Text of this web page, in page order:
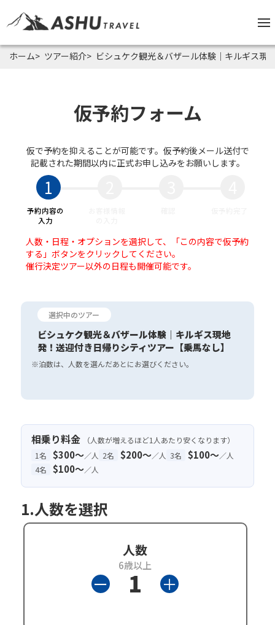
ホーム ツアー紹介 ビシュケク観光＆バザール体験｜キルギス現
仮予約フォーム
仮で予約を抑えることが可能です。仮予約後メール送付で
記載された期間以内に正式お申し込みをお願いします。
1
予約内容の
入力
人数・日程・オプションを選択して、「この内容で仮予約
する」ボタンをクリックしてください。
催行決定ツアー以外の日程も開催可能です。
選択中のツアー
ビシュケク観光＆バザール体験｜キルギス現地
発！送迎付き日帰りシティツアー【乗馬なし】
※泊数は、人数を選んだあとにお選びください。
相乗り料金
（人数が増えるほど1人あたり安くなります）
1名
$300〜／人 2名 $200〜／人 3名 $100〜／人
4名
$100〜／人
1.人数を選択
人数
6歳以上
ー 1 ＋